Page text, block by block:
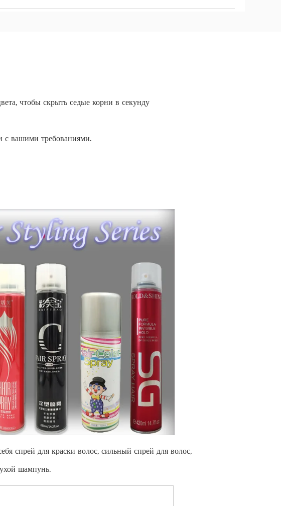
чтобы скрыть седые корни в секунду
с вашими требованиями.
спрей для краски волос, сильный спрей для волос,
шампунь.